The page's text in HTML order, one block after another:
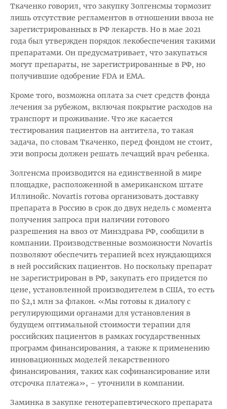
Ткаченко говорил, что закупку Золгенсмы тормозит
лишь отсутствие регламентов в отношении ввоза не
зарегистрированных в РФ лекарств. Но в мае 2021
года был утвержден порядок лекобеспечения такими
препаратами. Он предусматривает, что закупаться
могут препараты, не зарегистрированные в РФ, но
получившие одобрение FDA и EMA.
Кроме того, возможна оплата за счет средств фонда
лечения за рубежом, включая покрытие расходов на
транспорт и проживание. Что же касается
тестирования пациентов на антитела, то такая
задача, по словам Ткаченко, перед фондом не стоит,
эти вопросы должен решать лечащий врач ребенка.
Золгенсма производится на единственной в мире
площадке, расположенной в американском штате
Иллинойс. Novartis готова организовать доставку
препарата в Россию в срок до двух недель с момента
получения запроса при наличии готового
разрешения на ввоз от Минздрава РФ, сообщили в
компании. Производственные возможности Novartis
позволяют обеспечить терапией всех нуждающихся
в ней российских пациентов. Но поскольку препарат
не зарегистрирован в РФ, закупать его придется по
цене, установленной производителем в США, то есть
по $2,1 млн за флакон. «Мы готовы к диалогу с
регулирующими органами для установления в
будущем оптимальной стоимости терапии для
российских пациентов в рамках государственных
программ финансирования, а также к применению
инновационных моделей лекарственного
финансирования, таких как софинансирование или
отсрочка платежа», – уточнили в компании.
Заминка в закупке генотерапевтического препарата